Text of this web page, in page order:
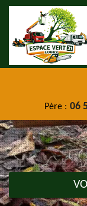
Père : 06